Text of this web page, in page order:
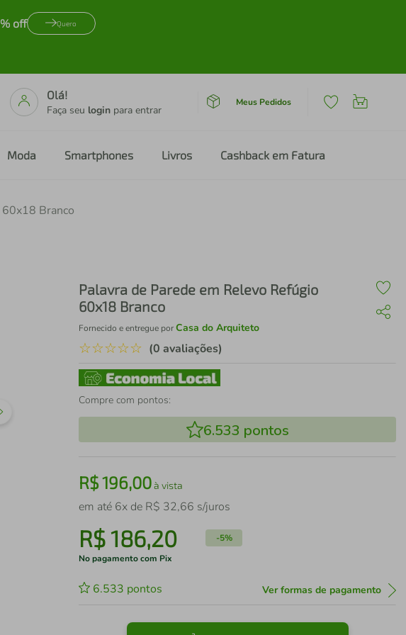
off Quero
Olá!
Faça seu login para entrar
Meus Pedidos
Moda Smartphones Livros Cashback em Fatura
Branco
Palavra de Parede em Relevo Refúgio
60x18 Branco
Fornecido e entregue porCasa do Arquiteto
☆☆☆☆☆ (0 avaliações)
Compre com pontos:
6.533 pontos
R$196,00à vista
em até 6x de R$ 32,66 s/juros
R$186,20 -5%
No pagamento com Pix
6.533 pontos Ver formas de pagamento